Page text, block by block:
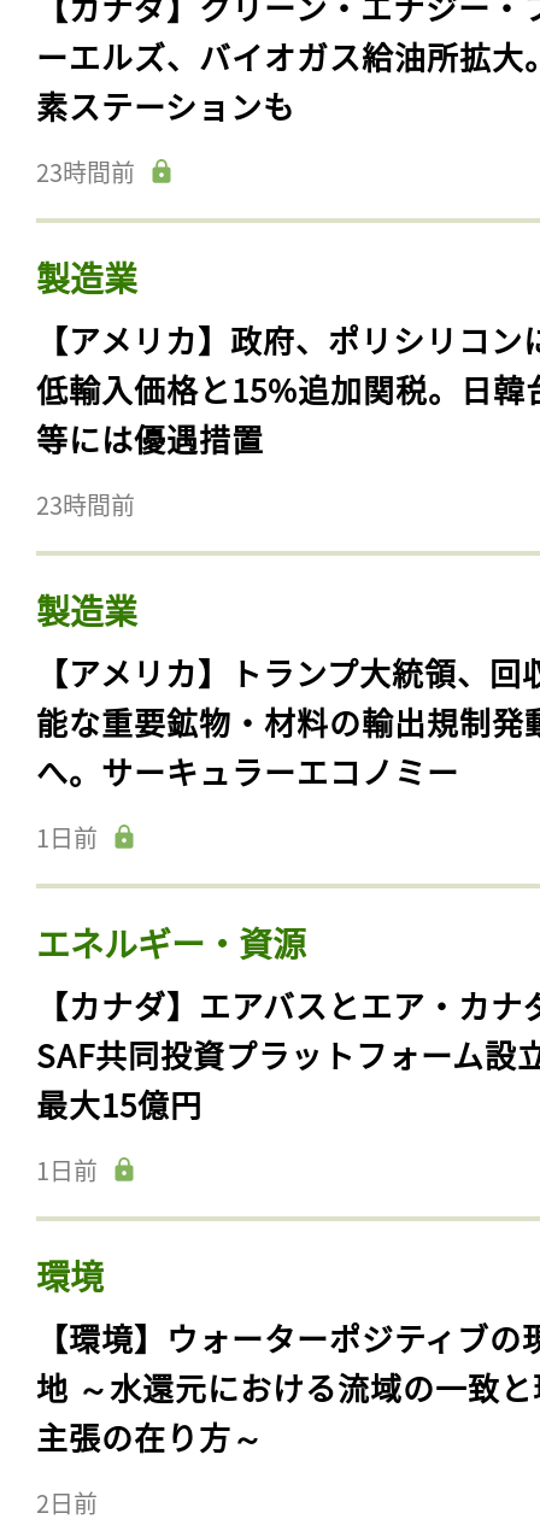
ーエルズ、バイオガス給油所拡大
素ステーションも
23時間前
製造業
【アメリカ】政府、ポリシリコン
低輸入価格と15%追加関税。日韓
等には優遇措置
23時間前
製造業
【アメリカ】トランプ大統領、回
能な重要鉱物・材料の輸出規制発
へ。サーキュラーエコノミー
1日前
エネルギー・資源
【カナダ】エアバスとエア・カナ
SAF共同投資プラットフォーム設
最大15億円
1日前
環境
【環境】ウォーターポジティブの
地 ～水還元における流域の一致
主張の在り方～
2日前